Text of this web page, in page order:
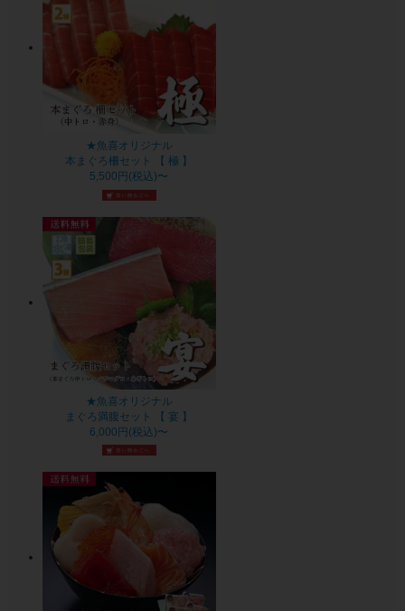
★魚喜オリジナル
本まぐろ柵セット 【 極 】
5,500円(税込)〜
★魚喜オリジナル
まぐろ満腹セット 【 宴 】
6,000円(税込)〜